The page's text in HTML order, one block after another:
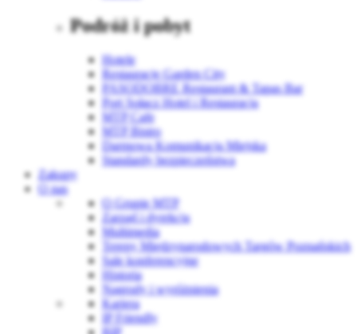
Podróż i pobyt
Hotele
Restauracje Garden City
PASODOBRE Restaurant & Tapas Bar
Port Sołacz Hotel i Restauracja
MTP Cafe
MTP Bistro
Darmowa Komunikacja Miejska
Standardy bezpieczeństwa
Zakupy
O nas
O Grupie MTP
Zarząd i dyrekcja
Multimedia
Tereny Międzynarodowych Targów Poznańskich
Sale konferencyjne
Historia
Nagrody i wyróżnienia
Kariera
IP Friendly